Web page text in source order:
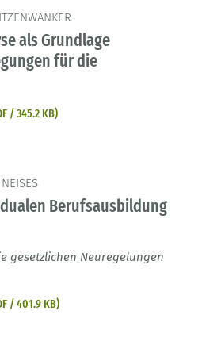
als Grundlage
für die
/ 345.2 KB)
Berufsausbildung
gesetzlichen Neuregelungen
/ 401.9 KB)